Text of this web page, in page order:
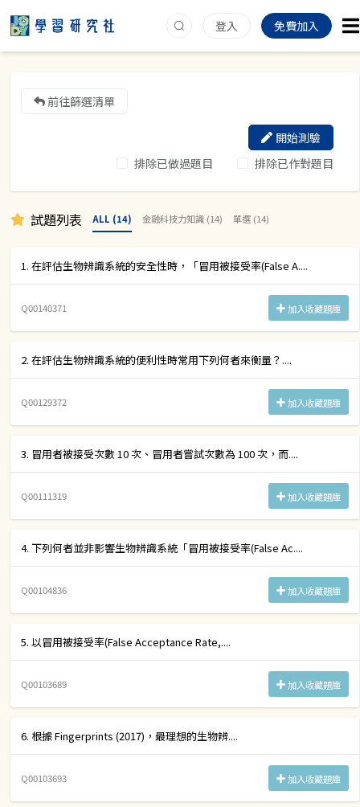
登入 免費加入
前往篩選清單
排除已做過題目 排除已作對題目
開始測驗
試題列表 ALL (14) 金融科技力知識 (14) 單選 (14)
1. 在評估生物辨識系統的安全性時，「冒用被接受率(False A....
Q00140371 加入收藏題庫
2. 在評估生物辨識系統的便利性時常用下列何者來衡量？....
Q00129372 加入收藏題庫
3. 冒用者被接受次數 10 次、冒用者嘗試次數為 100 次，而....
Q00111319 加入收藏題庫
4. 下列何者並非影響生物辨識系統「冒用被接受率(False Ac....
Q00104836 加入收藏題庫
5. 以冒用被接受率(False Acceptance Rate,....
Q00103689 加入收藏題庫
6. 根據 Fingerprints (2017)，最理想的生物辨....
Q00103693 加入收藏題庫